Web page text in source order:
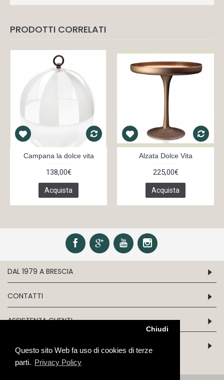
Questo sito Web fa uso di cookies di terze
parti. Privacy Policy
Chiudi
PRODOTTI CORRELATI
Campana la dolce vita
138,00€
Acquista
Alzata Dolce Vita
225,00€
Acquista
DAL 1979 A BRESCIA
CONTATTI
ASSISTENZA CLIENTI
INFORMATION